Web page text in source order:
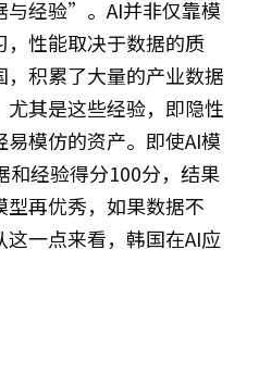
经验”。AI并非仅靠模
性能取决于数据的质
积累了大量的产业数据
其是这些经验，即隐性
模仿的资产。即使AI模
和经验得分100分，结果
再优秀，如果数据不
一点来看，韩国在AI应